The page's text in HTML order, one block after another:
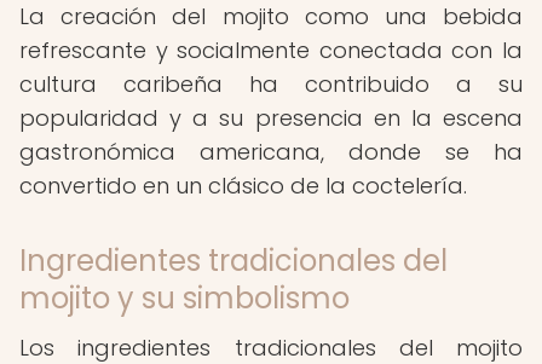
La creación del mojito como una bebida
refrescante y socialmente conectada con la
cultura caribeña ha contribuido a su
popularidad y a su presencia en la escena
gastronómica americana, donde se ha
convertido en un clásico de la coctelería.
Ingredientes tradicionales del
mojito y su simbolismo
Los ingredientes tradicionales del mojito